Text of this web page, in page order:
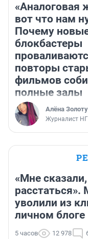
«Аналоговая
вот что нам
Почему
блокбастеры
повторы
фильмов
полные залы
Алёна
Журналист
«Мне
расстаться».
уволили из
личном блоге
5 часов 12 978